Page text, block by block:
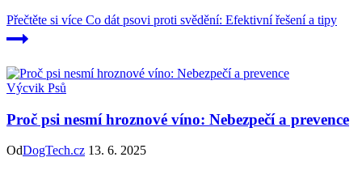
Přečtěte si více Co dát psovi proti svědění: Efektivní řešení a tipy
Výcvik Psů
Proč psi nesmí hroznové víno: Nebezpečí a prevence
OdDogTech.cz 13. 6. 2025